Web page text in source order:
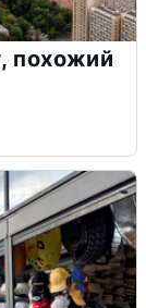
похожий